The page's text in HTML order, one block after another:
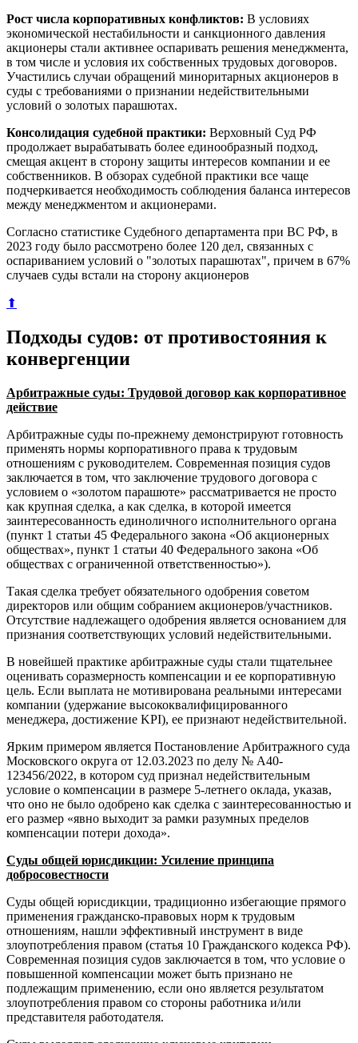
Рост числа корпоративных конфликтов: В условиях
экономической нестабильности и санкционного давления
акционеры стали активнее оспаривать решения менеджмента,
в том числе и условия их собственных трудовых договоров.
Участились случаи обращений миноритарных акционеров в
суды с требованиями о признании недействительными
условий о золотых парашютах.
Консолидация судебной практики: Верховный Суд РФ
продолжает вырабатывать более единообразный подход,
смещая акцент в сторону защиты интересов компании и ее
собственников. В обзорах судебной практики все чаще
подчеркивается необходимость соблюдения баланса интересов
между менеджментом и акционерами.
Согласно статистике Судебного департамента при ВС РФ, в
2023 году было рассмотрено более 120 дел, связанных с
оспариванием условий о "золотых парашютах", причем в 67%
случаев суды встали на сторону акционеров
⬆
Подходы судов: от противостояния к
конвергенции
Арбитражные суды: Трудовой договор как корпоративное
действие
Арбитражные суды по-прежнему демонстрируют готовность
применять нормы корпоративного права к трудовым
отношениям с руководителем. Современная позиция судов
заключается в том, что заключение трудового договора с
условием о «золотом парашюте» рассматривается не просто
как крупная сделка, а как сделка, в которой имеется
заинтересованность единоличного исполнительного органа
(пункт 1 статьи 45 Федерального закона «Об акционерных
обществах», пункт 1 статьи 40 Федерального закона «Об
обществах с ограниченной ответственностью»).
Такая сделка требует обязательного одобрения советом
директоров или общим собранием акционеров/участников.
Отсутствие надлежащего одобрения является основанием для
признания соответствующих условий недействительными.
В новейшей практике арбитражные суды стали тщательнее
оценивать соразмерность компенсации и ее корпоративную
цель. Если выплата не мотивирована реальными интересами
компании (удержание высококвалифицированного
менеджера, достижение KPI), ее признают недействительной.
Ярким примером является Постановление Арбитражного суда
Московского округа от 12.03.2023 по делу № А40-
123456/2022, в котором суд признал недействительным
условие о компенсации в размере 5-летнего оклада, указав,
что оно не было одобрено как сделка с заинтересованностью и
его размер «явно выходит за рамки разумных пределов
компенсации потери дохода».
Суды общей юрисдикции: Усиление принципа
добросовестности
Суды общей юрисдикции, традиционно избегающие прямого
применения гражданско-правовых норм к трудовым
отношениям, нашли эффективный инструмент в виде
злоупотребления правом (статья 10 Гражданского кодекса РФ).
Современная позиция судов заключается в том, что условие о
повышенной компенсации может быть признано не
подлежащим применению, если оно является результатом
злоупотребления правом со стороны работника и/или
представителя работодателя.